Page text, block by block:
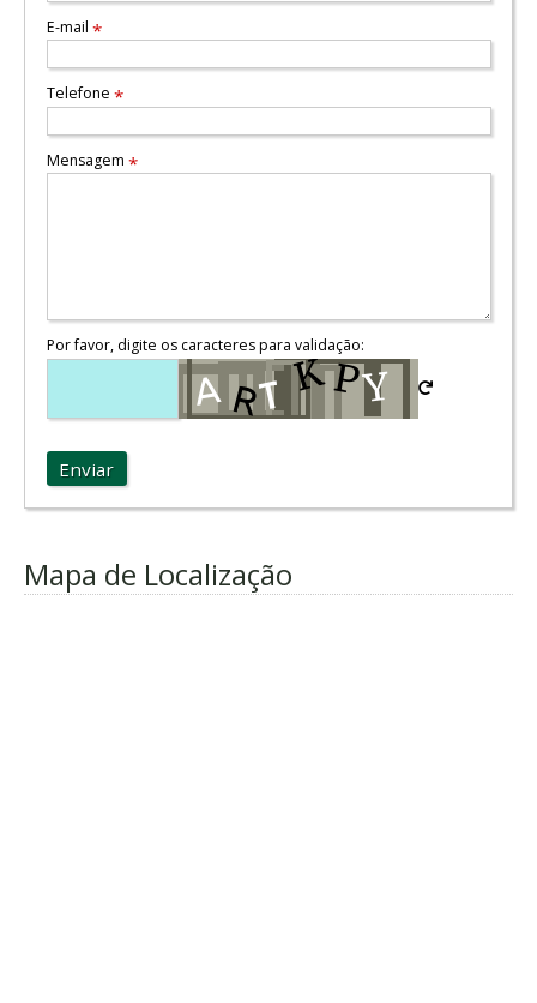
E-mail *
Telefone *
Mensagem *
Por favor, digite os caracteres para validação:
Enviar
Mapa de Localização